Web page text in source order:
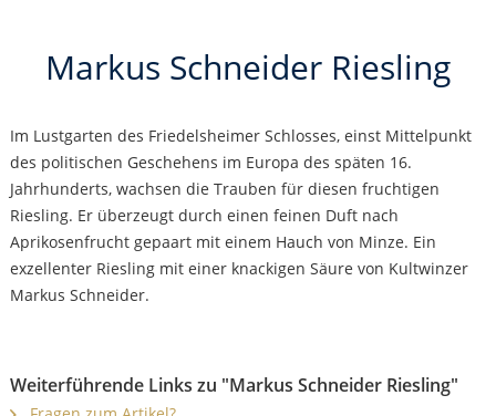
Markus Schneider Riesling
Im Lustgarten des Friedelsheimer Schlosses, einst Mittelpunkt
des politischen Geschehens im Europa des späten 16.
Jahrhunderts, wachsen die Trauben für diesen fruchtigen
Riesling. Er überzeugt durch einen feinen Duft nach
Aprikosenfrucht gepaart mit einem Hauch von Minze. Ein
exzellenter Riesling mit einer knackigen Säure von Kultwinzer
Markus Schneider.
Weiterführende Links zu "Markus Schneider Riesling"